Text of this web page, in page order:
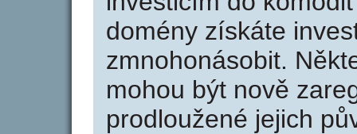
domény získáte
zmnohonásobit.
mohou být nově
prodloužené jejich